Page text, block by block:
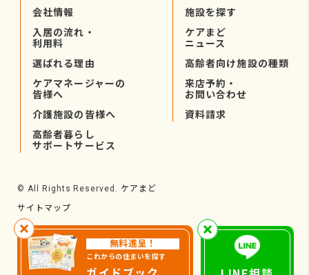
無料進呈！
これからの住まいを探す
会社情報
入居の流れ・
利用料
選ばれる理由
ケアマネージャーの
皆様へ
介護施設の皆様へ
高齢者暮らし
サポートサービス
施設を探す
ケアまど
ニュース
高齢者向け施設の種類
来店予約・
お問い合わせ
資料請求
© All Rights Reserved. ケアまど
サイトマップ